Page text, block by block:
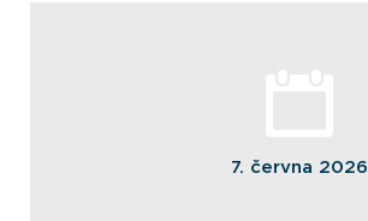
7. června 2026